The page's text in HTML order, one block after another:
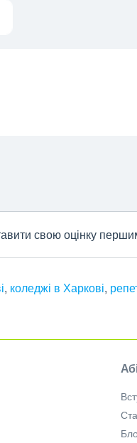
свою оцінку
, коледжі в Харкові,